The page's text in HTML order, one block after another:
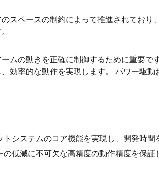
ペースの制約によって推進されており
ムの動きを正確に制御するために重要
効率的な動作を実現します。 パワー駆
システムのコア機能を実現し、開発時間
低減に不可欠な高精度の動作精度を保証